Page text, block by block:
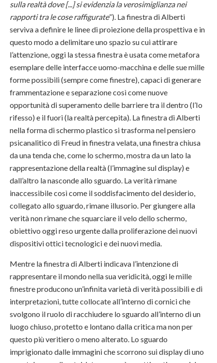
sulla realtà dove[...] si evidenzia la verosimiglianza nei
rapporti tra le cose raffigurate”). La finestra di Alberti
serviva a definire le linee di proiezione della prospettiva e in
questo modo a delimitare uno spazio su cui attirare
l’attenzione, oggi la stessa finestra è usata come metafora
esemplare delle interfacce uomo-macchina e delle sue mille
forme possibili (sempre come finestre), capaci di generare
frammentazione e separazione così come nuove
opportunità di superamento delle barriere tra il dentro (l’Io
rifesso) e il fuori (la realtà percepita). La finestra di Alberti
nella forma di schermo plastico si trasforma nel pensiero
psicanalitico di Freud in finestra velata, una finestra chiusa
da una tenda che, come lo schermo, mostra da un lato la
rappresentazione della realtà (l’immagine sul display) e
dall’altro la nasconde allo sguardo. La verità rimane
inaccessibile così come il soddisfacimento del desiderio,
collegato allo sguardo, rimane illusorio. Per giungere alla
verità non rimane che squarciare il velo dello schermo,
obiettivo oggi reso urgente dalla proliferazione dei nuovi
dispositivi ottici tecnologici e dei nuovi media.
Mentre la finestra di Alberti indicava l’intenzione di
rappresentare il mondo nella sua veridicità, oggi le mille
finestre producono un’infinita varietà di verità possibili e di
interpretazioni, tutte collocate all’interno di cornici che
svolgono il ruolo di racchiudere lo sguardo all’interno di un
luogo chiuso, protetto e lontano dalla critica ma non per
questo più veritiero o meno alterato. Lo sguardo
imprigionato dalle immagini che scorrono sui display di uno